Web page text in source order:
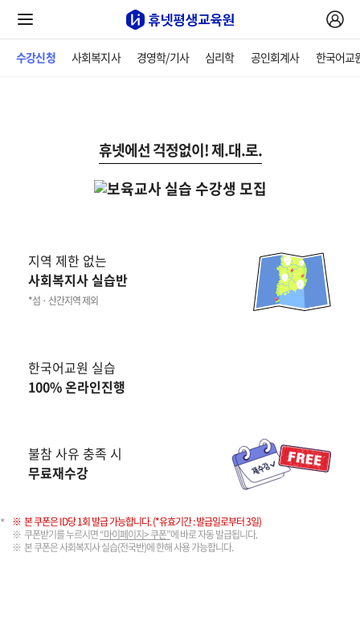
휴넷에선 걱정없이! 제.대.로.
지역 제한 없는
사회복지사 실습반
*섬 · 산간지역 제외
한국어교원 실습
100% 온라인진행
불참 사유 충족 시
무료재수강
본 쿠폰은 ID당 1회 발급 가능합니다. (*유효기간 : 발급일로부터 3일)
쿠폰받기를 누르시면“마이페이지> 쿠폰”에 바로 자동 발급됩니다.
본 쿠폰은 사회복지사 실습(전국반)에 한해 사용 가능합니다.
수강신청 사회복지사 경영학/기사 심리학 공인회계사 한국어교